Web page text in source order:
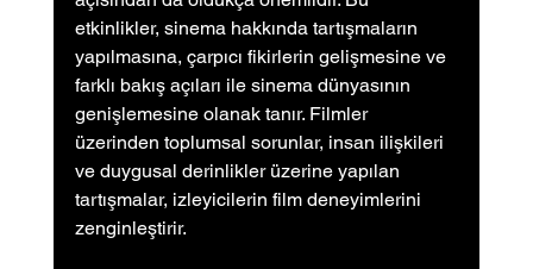
etkinlikler, sinema hakkında tartışmaların
yapılmasına, çarpıcı fikirlerin gelişmesine ve
farklı bakış açıları ile sinema dünyasının
genişlemesine olanak tanır. Filmler
üzerinden toplumsal sorunlar, insan ilişkileri
ve duygusal derinlikler üzerine yapılan
tartışmalar, izleyicilerin film deneyimlerini
zenginleştirir.